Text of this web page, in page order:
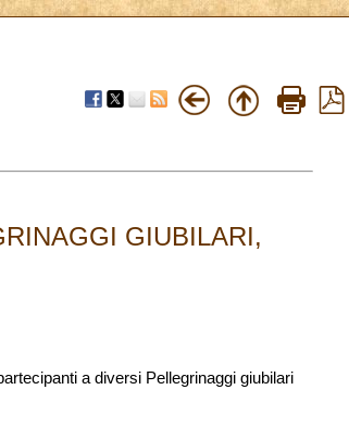
GIUBILARI,
a diversi Pellegrinaggi giubilari